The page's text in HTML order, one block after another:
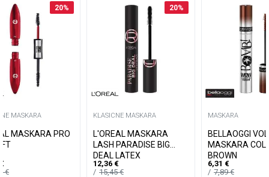
20%
MASKARA
MASKARA PRO
€
€
20%
KLASICNE MASKARA
L'OREAL MASKARA
LASH PARADISE BIG
DEAL LATEX
12,36 €
15,45€
MASKARA
BELLAOGGI
MASKARA
BROWN
6,31 €
7,89€